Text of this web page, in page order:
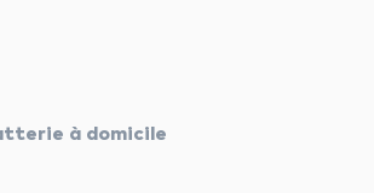
activités d'icm
à domicile